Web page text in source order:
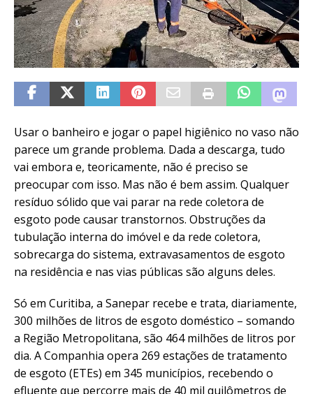
Usar o banheiro e jogar o papel higiênico no vaso não
parece um grande problema. Dada a descarga, tudo
vai embora e, teoricamente, não é preciso se
preocupar com isso. Mas não é bem assim. Qualquer
resíduo sólido que vai parar na rede coletora de
esgoto pode causar transtornos. Obstruções da
tubulação interna do imóvel e da rede coletora,
sobrecarga do sistema, extravasamentos de esgoto
na residência e nas vias públicas são alguns deles.
Só em Curitiba, a Sanepar recebe e trata, diariamente,
300 milhões de litros de esgoto doméstico – somando
a Região Metropolitana, são 464 milhões de litros por
dia. A Companhia opera 269 estações de tratamento
de esgoto (ETEs) em 345 municípios, recebendo o
efluente que percorre mais de 40 mil quilômetros de